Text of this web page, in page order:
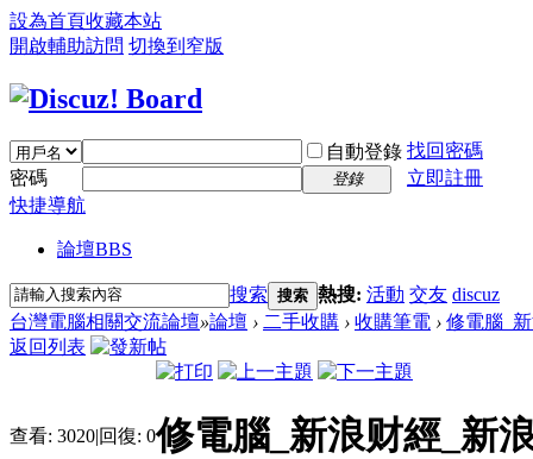
設為首頁收藏本站
開啟輔助訪問 切換到窄版
自動登錄 找回密碼
密碼
登錄
立即註冊
快捷導航
論壇BBS
搜索 搜索 熱搜: 活動 交友 discuz
台灣電腦相關交流論壇»論壇 › 二手收購 › 收購筆電 › 修電腦_
返回列表
查看: 3020|回復: 0修電腦_新浪财經_新